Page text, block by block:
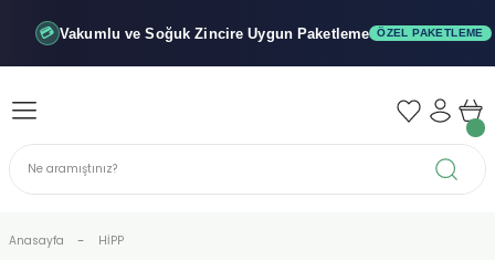
💳 Vakumlu ve SoğukZincire Uygun Paketleme ÖZEL PAKETLEME
Geri Dön
Geri Dön
Geri Dön
Anasayfa HİPP